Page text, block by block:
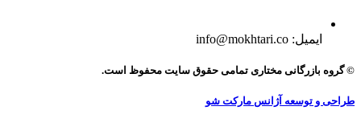
ایمیل: info@mokhtari.co
© گروه بازرگانی مختاری تمامی حقوق سایت محفوظ است.
طراحی و توسعه آژانس مارکت شو